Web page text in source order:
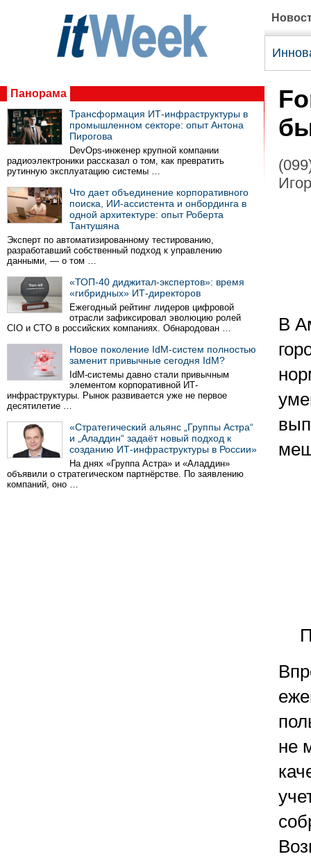
Панорама
Трансформация ИТ-инфраструктуры в
промышленном секторе: опыт Антона
Пирогова
DevOps-инженер крупной компании
радиоэлектроники рассказал о том, как превратить
рутинную эксплуатацию системы …
Что дает объединение корпоративного
поиска, ИИ-ассистента и онбординга в
одной архитектуре: опыт Роберта
Тантушяна
Эксперт по автоматизированному тестированию,
разработавший собственный подход к управлению
данными, — о том …
«ТОП-40 диджитал-экспертов»: время
«гибридных» ИТ-директоров
Ежегодный рейтинг лидеров цифровой
отрасли зафиксировал эволюцию ролей
CIO и CTO в российских компаниях. Обнародован …
Новое поколение IdM-систем полностью
заменит привычные сегодня IdM?
IdM-системы давно стали привычным
элементом корпоративной ИТ-
инфраструктуры. Рынок развивается уже не первое
десятилетие …
«Стратегический альянс „Группы Астра“
и „Аладдин“ задаёт новый подход к
созданию ИТ-инфраструктуры в России»
На днях «Группа Астра» и «Аладдин»
объявили о стратегическом партнёрстве. По заявлению
компаний, оно …
В
не